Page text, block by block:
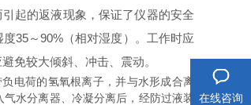
起的返液现象，保证了仪器的安全
35～90%（相对湿度）。工作时应
免较大倾斜、冲击、震动。
电荷的氢氧根离子，并与水形成合离
水分离器、冷凝分离后，经防过液装
在线咨询